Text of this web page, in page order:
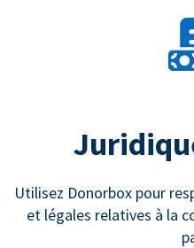
Utilisez Donorbox pour
et légales relatives à la